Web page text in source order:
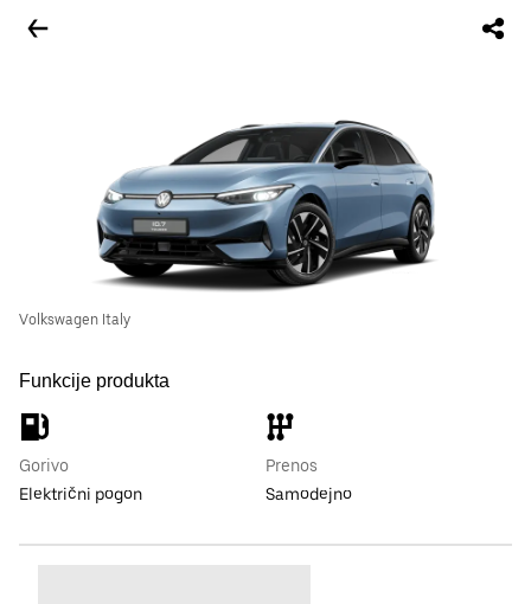
Volkswagen Italy
Funkcije produkta
Gorivo
Električni pogon
Prenos
Samodejno